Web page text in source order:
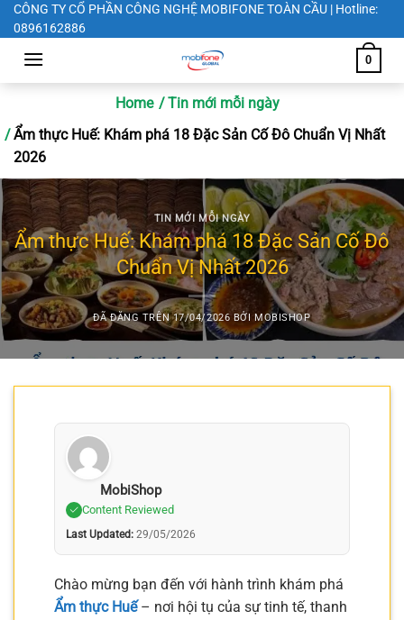
Chuyển
đến
CÔNG TY CỔ PHẦN CÔNG NGHỆ MOBIFONE TOÀN CẦU | Hotline:
0896162886
0
Home
Tin mới mỗi ngày
Ẩm thực Huế: Khám phá 18 Đặc Sản Cố Đô Chuẩn Vị Nhất
2026
TIN MỚI MỖI NGÀY
Ẩm thực Huế: Khám phá 18 Đặc Sản Cố Đô
Chuẩn Vị Nhất 2026
ĐÃ ĐĂNG TRÊN17/04/2026 BỞI MOBISHOP
MobiShop
Content Reviewed
Last Updated: 29/05/2026
Chào mừng bạn đến với hành trình khám phá
Ẩm thực Huế– nơi hội tụ của sự tinh tế, thanh